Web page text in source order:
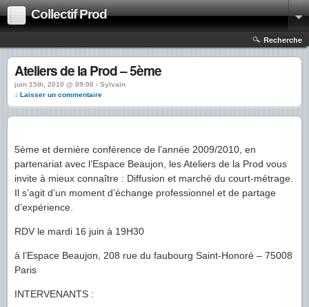
Collectif Prod
Recherche
Ateliers de la Prod – 5ème
juin 15th, 2010 @ 09:00 › Sylvain
↓ Laisser un commentaire
5ème et dernière conférence de l’année 2009/2010, en
partenariat avec l’Espace Beaujon, les Ateliers de la Prod vous
invite à mieux connaître : Diffusion et marché du court-métrage.
Il s’agit d’un moment d’échange professionnel et de partage
d’expérience.
RDV le mardi 16 juin à 19H30
à l’Espace Beaujon, 208 rue du faubourg Saint-Honoré – 75008
Paris
INTERVENANTS :